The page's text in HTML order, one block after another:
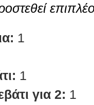
1
1
για 2: 1